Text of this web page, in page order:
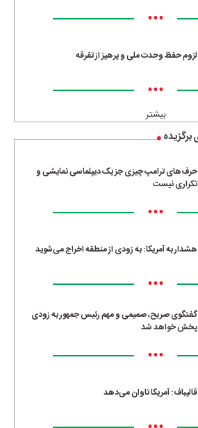
•••
لزوم حفظ وحدت ملی و پرهیز از تفرقه
•••
بیشتر
حرف‌های ترامپ چیزی جز یک دیپلماسی نمایشی و
تکراری نیست
•••
هشدار به آمریکا: به زودی از منطقه اخراج می‌شوید
•••
گفتگوی صریح، صمیمی و مهم رئیس جمهور به زودی
پخش خواهد شد
•••
قالیباف: آمریکا تاوان می‌دهد